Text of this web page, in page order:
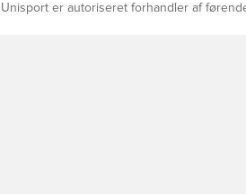
Unisport er autoriseret forhandler af